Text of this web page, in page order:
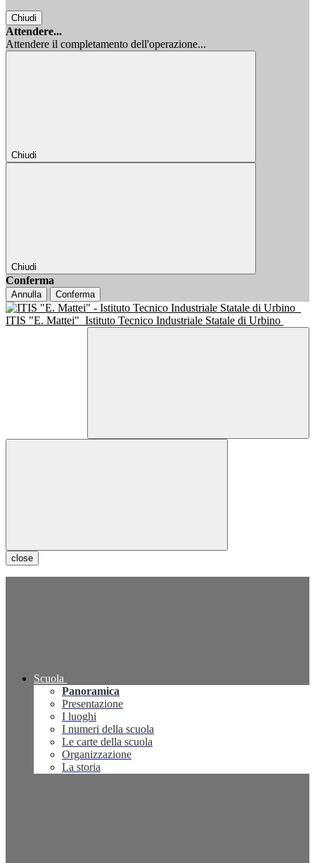
Chiudi
Attendere...
Attendere il completamento dell'operazione...
Chiudi
Chiudi
Conferma
Annulla Conferma
ITIS "E. Mattei" Istituto Tecnico Industriale Statale di Urbino
close
Scuola
Panoramica
Presentazione
I luoghi
I numeri della scuola
Le carte della scuola
Organizzazione
La storia